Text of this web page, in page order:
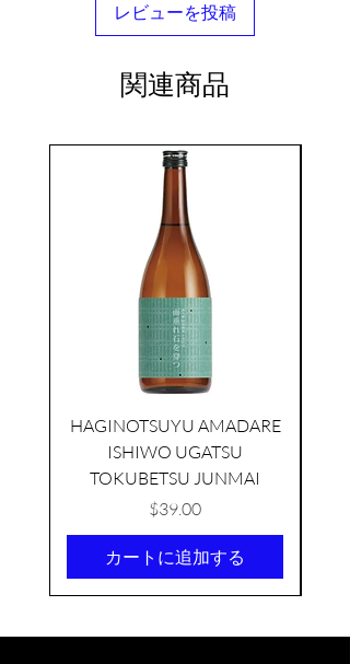
レビューを投稿
関連商品
HAGINOTSUYU AMADARE
ISHIWO UGATSU
TOKUBETSU JUNMAI
価格
$39.00
カートに追加する
KIKUSUI SAKAMAI JDG
GENSHU 720ML